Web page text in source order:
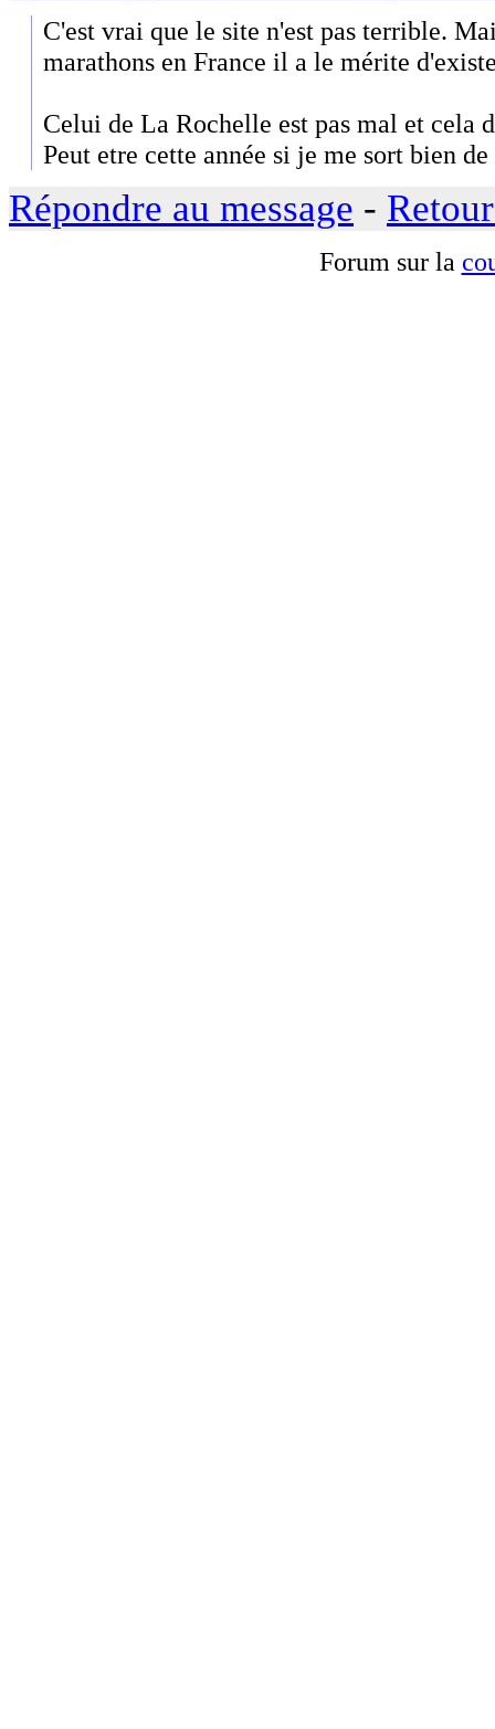
C'est vrai que le site n'est pas terrible.
marathons en France il a le mérite
Celui de La Rochelle est pas mal et cela
Peut etre cette année si je me sort bien de
Répondre au message -
Forum sur la